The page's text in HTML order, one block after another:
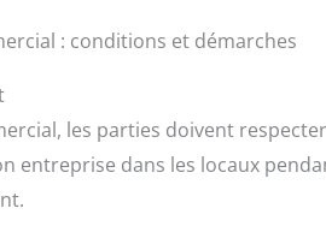
: conditions et démarches
les parties doivent
entreprise dans les locaux